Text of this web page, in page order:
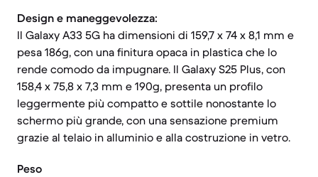
Design e maneggevolezza:
Il Galaxy A33 5G ha dimensioni di 159,7 x 74 x 8,1 mm e
pesa 186g, con una finitura opaca in plastica che lo
rende comodo da impugnare. Il Galaxy S25 Plus, con
158,4 x 75,8 x 7,3 mm e 190g, presenta un profilo
leggermente più compatto e sottile nonostante lo
schermo più grande, con una sensazione premium
grazie al telaio in alluminio e alla costruzione in vetro.
Peso